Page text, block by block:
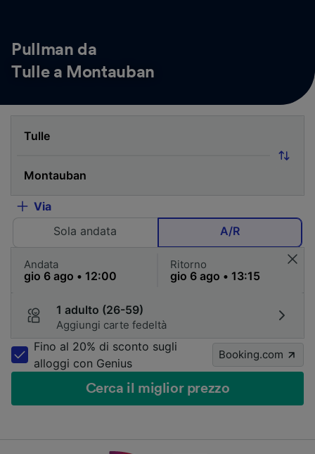
Pullman da
Tulle a Montauban
Via
Sola andata
A/R
Andata Ritorno
1 adulto (26-59)
Aggiungi carte fedeltà
Fino al 20% di sconto sugli
alloggi con Genius
Booking.com
Cerca il miglior prezzo